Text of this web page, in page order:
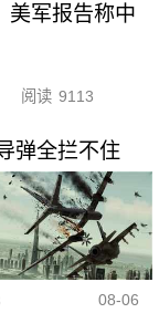
美军报告称中
阅读 9113
弹全拦不住
08-06